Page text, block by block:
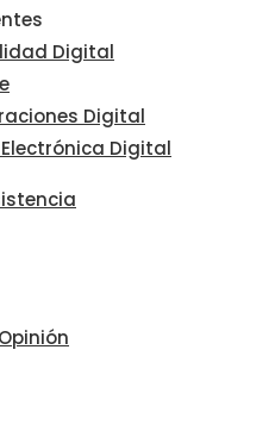
Digital
Digital
Digital